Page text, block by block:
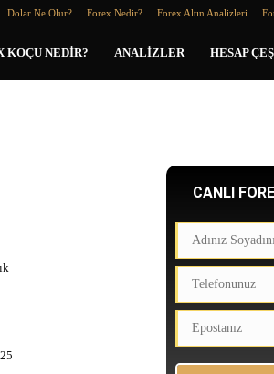
Dolar Ne Olur? Forex Nedir? Forex Altın Analizleri
KOÇU NEDIR? ANALIZLER HESAP
CANLI